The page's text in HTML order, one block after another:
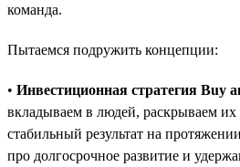
команда.
Пытаемся подружить концепции:
• Инвестиционная стратегия Buy
вкладываем в людей, раскрываем
стабильный результат на
про долгосрочное развитие и